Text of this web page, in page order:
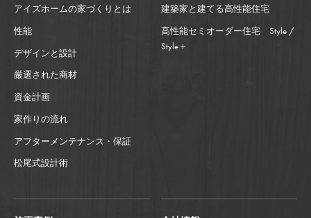
アイズホームの家づくりとは
性能
デザインと設計
厳選された商材
資金計画
家作りの流れ
アフターメンテナンス・保証
松尾式設計術
建築家と建てる高性能住宅
高性能セミオーダー住宅 Style /
Style＋